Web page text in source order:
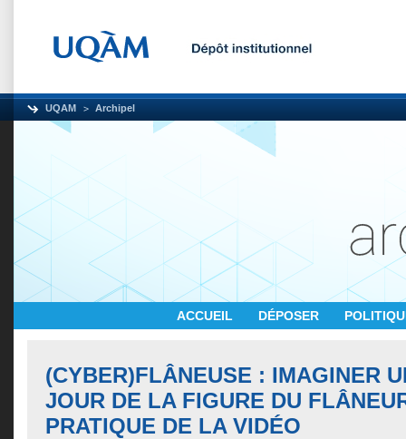
UQAM Archipel
ACCUEIL DÉPOSER
(CYBER)FLÂNEUSE : IMAGINER
JOUR DE LA FIGURE DU
PRATIQUE DE LA VIDÉO